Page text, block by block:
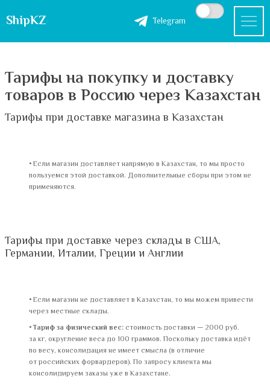
ShipKZ Telegram
Тарифы на покупку и доставку
товаров в Россию через Казахстан
Тарифы при доставке магазина в Казахстан
Если магазин доставляет напрямую в Казахстан, то мы просто
пользуемся этой доставкой. Дополнительные сборы при этом не
применяются.
Тарифы при доставке через склады в США,
Германии, Италии, Греции и Англии
Если магазин не доставляет в Казахстан, то мы можем привести
через местные склады.
Тариф за физический вес: стоимость доставки — 2000 руб.
за кг, округление веса до 100 граммов. Поскольку доставка идёт
по весу, консолидация не имеет смысла (в отличие
от российских форвардеров). По запросу клиента мы
консолидируем заказы уже в Казахстане.